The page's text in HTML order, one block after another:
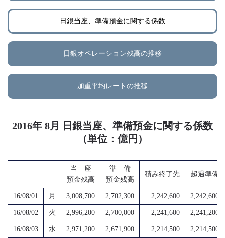
日銀当座、準備預金に関する係数
日銀オペレーション残高の推移
加重平均レートの推移
2016年 8月 日銀当座、準備預金に関する係数
（単位：億円）
当 座
預金残高
準 備
預金残高
積み終了先 超過準備
16/08/01 月 3,008,700 2,702,300 2,242,600 2,242,600
16/08/02 火 2,996,200 2,700,000 2,241,600 2,241,200
16/08/03 水 2,971,200 2,671,900 2,214,500 2,214,500